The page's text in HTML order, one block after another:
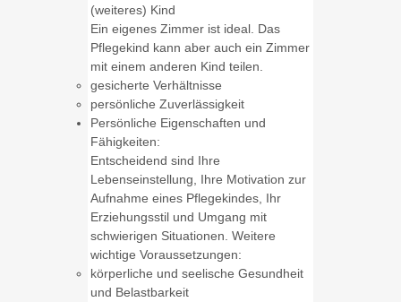
(weiteres) Kind
Ein eigenes Zimmer ist ideal. Das
Pflegekind kann aber auch ein Zimmer
mit einem anderen Kind teilen.
gesicherte Verhältnisse
persönliche Zuverlässigkeit
Persönliche Eigenschaften und
Fähigkeiten:
Entscheidend sind Ihre
Lebenseinstellung, Ihre Motivation zur
Aufnahme eines Pflegekindes, Ihr
Erziehungsstil und Umgang mit
schwierigen Situationen. Weitere
wichtige Voraussetzungen:
körperliche und seelische Gesundheit
und Belastbarkeit